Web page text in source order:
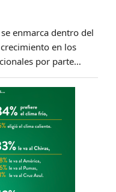
enmarca dentro del
en los
por parte…